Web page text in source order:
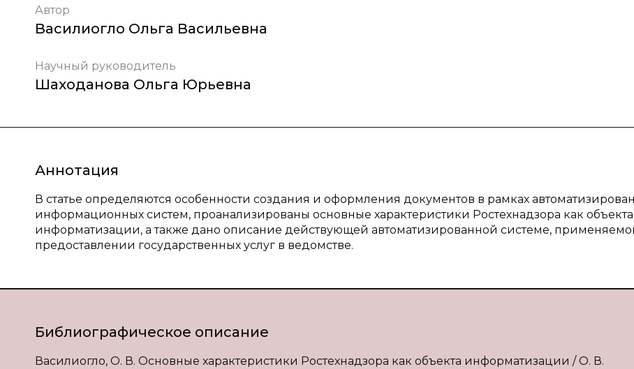
Автор
Василиогло Ольга Васильевна
Научный руководитель
Шаходанова Ольга Юрьевна
Аннотация
В статье определяются особенности создания и оформления документов в рамках
информационных систем, проанализированы основные характеристики Ростехнадзора как объекта
информатизации, а также дано описание действующей автоматизированной системе,
предоставлении государственных услуг в ведомстве.
Библиографическое описание
Василиогло, О. В. Основные характеристики Ростехнадзора как объекта информатизации / О. В.